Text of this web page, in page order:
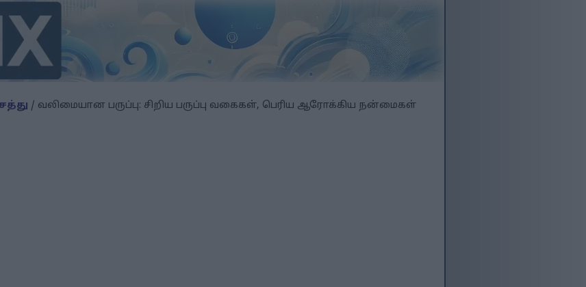
/ வலிமையான பருப்பு: சிறிய பருப்பு வகைகள், பெரிய ஆரோக்கிய நன்மைகள்